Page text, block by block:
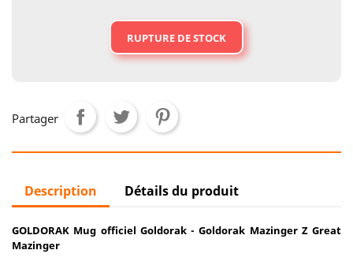
RUPTURE DE STOCK
Partager
Description Détails du produit
GOLDORAK Mug officiel Goldorak - Goldorak Mazinger Z Great
Mazinger